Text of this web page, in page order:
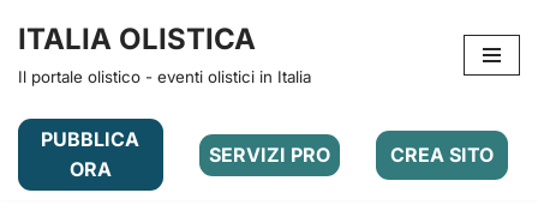
Vai
contenuto
ITALIA OLISTICA
Il portale olistico - eventi olistici in Italia
PUBBLICA
ORA
SERVIZI PRO CREA SITO